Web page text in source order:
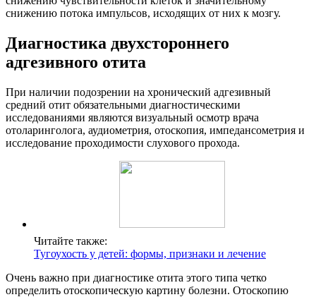
снижению потока импульсов, исходящих от них к мозгу.
Диагностика двухстороннего
адгезивного отита
При наличии подозрении на хронический адгезивный
средний отит обязательными диагностическими
исследованиями являются визуальный осмотр врача
отоларинголога, аудиометрия, отоскопия, импедансометрия и
исследование проходимости слухового прохода.
Читайте также:
Тугоухость у детей: формы, признаки и лечение
Очень важно при диагностике отита этого типа четко
определить отоскопическую картину болезни. Отоскопию